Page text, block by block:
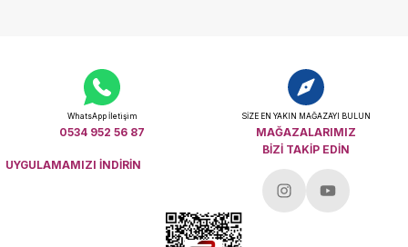
WhatsApp İletişim
0534 952 56 87
SİZE EN YAKIN MAĞAZAYI BULUN
MAĞAZALARIMIZ
UYGULAMAMIZI İNDİRİN
BİZİ TAKİP EDİN